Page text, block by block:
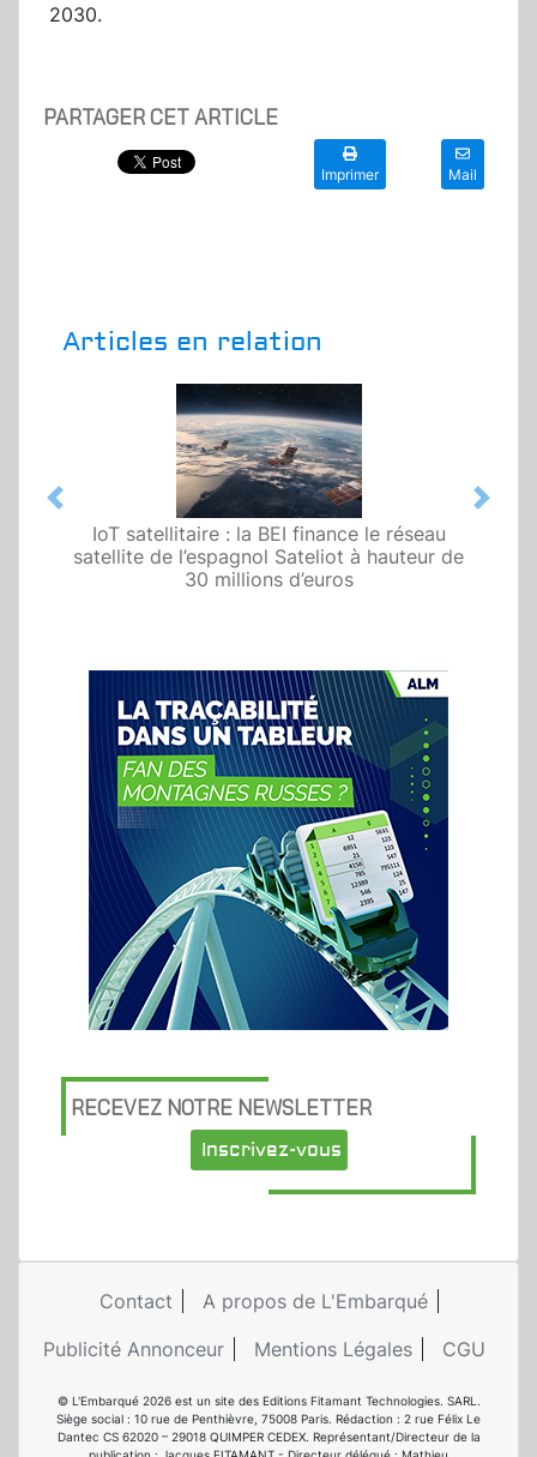
2030.
PARTAGER CET ARTICLE
Imprimer Mail
Articles en relation
IoT satellitaire : la BEI finance le réseau
satellite de l’espagnol Sateliot à hauteur de
30 millions d’euros
Previous Next
RECEVEZ NOTRE NEWSLETTER
Inscrivez-vous
Contact
A propos de L'Embarqué
Publicité Annonceur
Mentions Légales CGU
© L'Embarqué 2026 est un site des Editions Fitamant Technologies. SARL.
Siège social : 10 rue de Penthièvre, 75008 Paris. Rédaction : 2 rue Félix Le
Dantec CS 62020 – 29018 QUIMPER CEDEX. Représentant/Directeur de la